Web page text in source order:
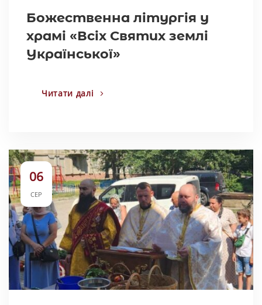
Божественна літургія у
храмі «Всіх Святих землі
Української»
Читати далі
06
СЕР